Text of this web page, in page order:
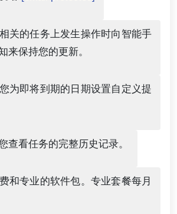
关的任务上发生操作时向智能手
来保持您的更新。
为即将到期的日期设置自定义提
查看任务的完整历史记录。
和专业的软件包。专业套餐每月